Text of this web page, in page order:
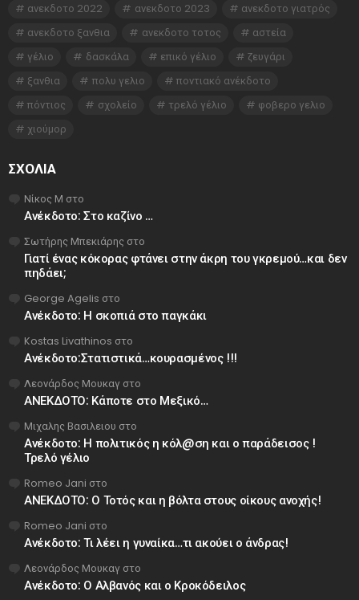
ανεκδοτο 2022
ανεκδοτο 2023
ανεκδοτο γιατρός
ανεκδοτο ξανθια
ανεκδοτο τοτος
αστεία
γέλιο
δασκάλα επικό γέλιο
ζευγάρι
ξανθια
πολυ γελιο
ποντιακό ανέκδοτο
πόντιος
σχολείο τρελό γέλιο
φοβερο γελιο
χιούμορ
ΣΧΌΛΙΑ
Νίκος Μ στο
Ανέκδοτο: Στο καζίνο …
Σωτήρης Μπεκιάρης στο
Γιατί ένας κόκορας φτάνει στην άκρη του γκρεμού…και δεν
πηδάει;
George Agelis στο
Ανέκδοτο: Η σκοπιά στο παγκάκι
Kostas Livathinos στο
Ανέκδοτο:Στατιστικά…κουρασμένος !!!
Λεονάρδος Μουκαγ στο
ΑΝΕΚΔΟΤΟ: Κάποτε στο Μεξικό…
Μιχαλης Βασιλειου στο
Ανέκδοτο: Η πολιτικός η κόλ@ση και ο παράδεισος !
Τρελό γέλιο
Romeo Jani στο
ΑΝΕΚΔΟΤΟ: Ο Τοτός και η βόλτα στους οίκους ανοχής!
Romeo Jani στο
Ανέκδοτο: Τι λέει η γυναίκα…τι ακούει ο άνδρας!
Λεονάρδος Μουκαγ στο
Ανέκδοτο: Ο Αλβανός και ο Κροκόδειλος